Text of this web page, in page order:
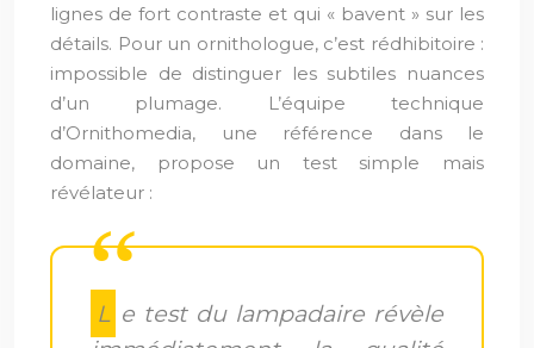
lignes de fort contraste et qui « bavent » sur les
détails. Pour un ornithologue, c’est rédhibitoire :
impossible de distinguer les subtiles nuances
d’un plumage. L’équipe technique
d’Ornithomedia, une référence dans le
domaine, propose un test simple mais
révélateur :
Le test du lampadaire révèle